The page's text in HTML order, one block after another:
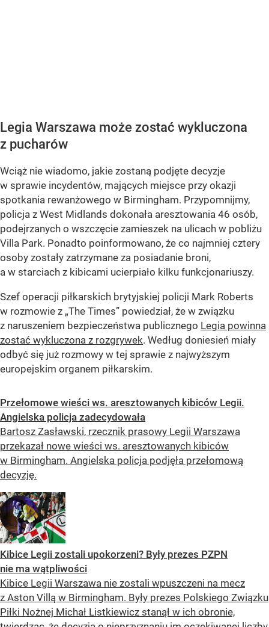
Legia Warszawa może zostać wykluczona
z pucharów
Wciąż nie wiadomo, jakie zostaną podjęte decyzje
w sprawie incydentów, mających miejsce przy okazji
spotkania rewanżowego w Birmingham. Przypomnijmy,
policja z West Midlands dokonała aresztowania 46 osób,
podejrzanych o wszczęcie zamieszek na ulicach w pobliżu
Villa Park. Ponadto poinformowano, że co najmniej cztery
osoby zostały zatrzymane za posiadanie broni,
a w starciach z kibicami ucierpiało kilku funkcjonariuszy.
Szef operacji piłkarskich brytyjskiej policji Mark Roberts
w rozmowie z „The Times” powiedział, że w związku
z naruszeniem bezpieczeństwa publicznego Legia powinna
zostać wykluczona z rozgrywek. Według doniesień miały
odbyć się już rozmowy w tej sprawie z najwyższym
europejskim organem piłkarskim.
Przełomowe wieści ws. aresztowanych kibiców Legii.
Angielska policja zadecydowała
Bartosz Zasławski, rzecznik prasowy Legii Warszawa
przekazał nowe wieści ws. aresztowanych kibiców
w Birmingham. Angielska policja podjęła przełomową
decyzję.
Kibice Legii zostali upokorzeni? Były prezes PZPN
nie ma wątpliwości
Kibice Legii Warszawa nie zostali wpuszczeni na mecz
z Aston Villą w Birmingham. Były prezes Polskiego Związku
Piłki Nożnej Michał Listkiewicz stanął w ich obronie,